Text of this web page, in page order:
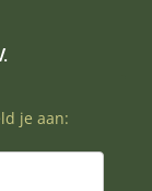
je aan: